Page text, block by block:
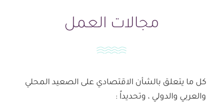
مجالات العمل
كل ما يتعلق بالشأن الاقتصادي على الصعيد المحلي
والعربي والدولي ، وتحديداً :